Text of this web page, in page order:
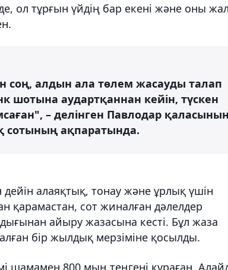
ол тұрғын үйдің бар екені және оны
соң, алдын ала төлем жасауды талап
аудартқаннан кейін, түскен
– делінген Павлодар
сотының ақпаратында.
алаяқтық, тонау және ұрлық үшін
қарамастан, сот жиналған дәлелдер
айыру жазасына кесті. Бұл жаза
бір жылдық мерзіміне қосылды.
шамамен 800 мың теңгені құраған.